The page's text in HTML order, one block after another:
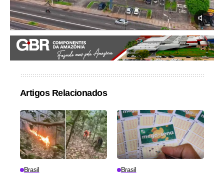
Artigos Relacionados
Brasil Brasil